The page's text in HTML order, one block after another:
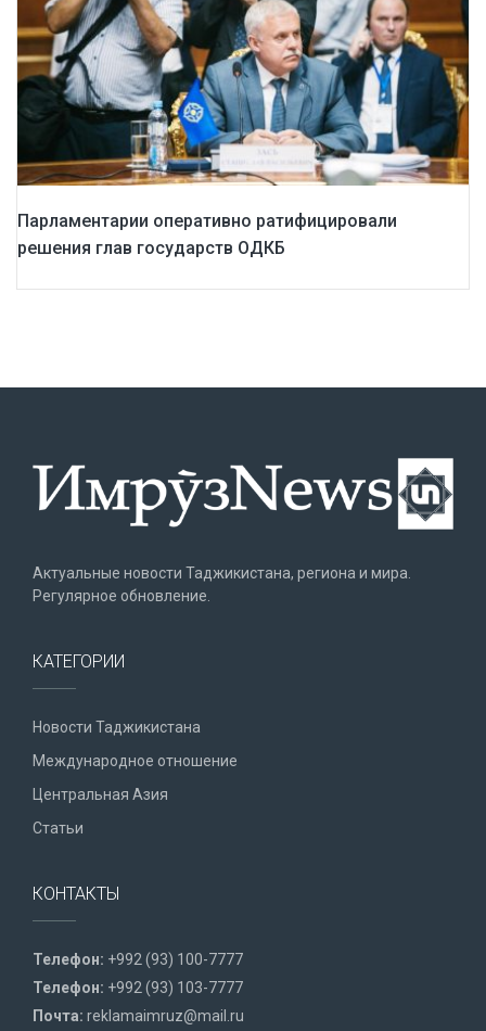
Парламентарии оперативно ратифицировали
решения глав государств ОДКБ
Актуальные новости Таджикистана, региона и мира.
Регулярное обновление.
КАТЕГОРИИ
Новости Таджикистана
Международное отношение
Центральная Азия
Статьи
КОНТАКТЫ
Телефон: +992 (93) 100-7777
Телефон: +992 (93) 103-7777
Почта: reklamaimruz@mail.ru